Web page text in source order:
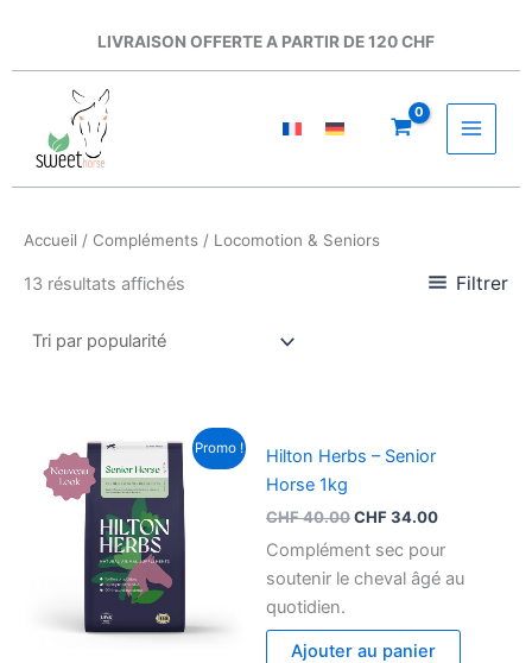
contenu
LIVRAISON OFFERTE A PARTIR DE 120 CHF
Accueil / Compléments / Locomotion & Seniors
13 résultats affichés Filtrer
Promo !
Hilton Herbs – Senior
Horse 1kg
CHF40.00
prix
CHF 40.00.
CHF34.00CHF 34.00.
Complément sec pour
soutenir le cheval âgé au
quotidien.
Ajouter au panier